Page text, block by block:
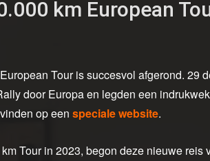
km European
Tour is succesvol afgerond. 29
door Europa en legden een
op een speciale website.
Tour in 2023, begon deze nieuwe